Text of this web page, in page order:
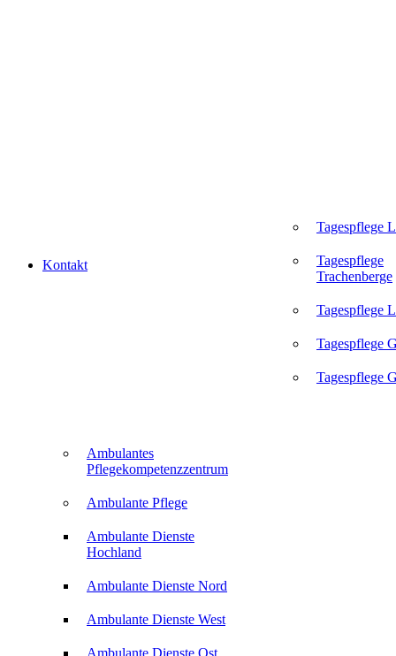
Kontakt
Ambulantes
Pflegekompetenzzentrum
Ambulante Pflege
Ambulante Dienste
Hochland
Ambulante Dienste Nord
Ambulante Dienste West
Ambulante Dienste Ost
Tagespflege
Tagespflege
Trachenberge
Tagespflege
Tagespflege
Tagespflege